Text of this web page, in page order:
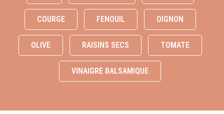
COURGE FENOUIL OIGNON
OLIVE RAISINS SECS TOMATE
VINAIGRE BALSAMIQUE